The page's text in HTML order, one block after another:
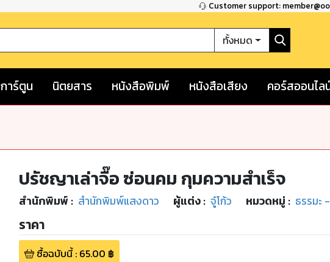
Customer support:
ทั้งหมด
การ์ตูน นิตยสาร หนังสือพิมพ์ หนังสือเสียง คอร์สออนไล
ปรัชญาเล่าจื๊อ ซ่อนคม กุมความสำเร็จ
สำนักพิมพ์ : สำนักพิมพ์แสงดาว ผู้แต่ง : จู๋โก้ว หมวดหมู่ : ธรรมะ
ราคา
ซื้อฉบับนี้: 65.00 ฿